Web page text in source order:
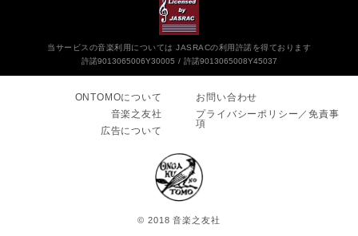
当サービスの音楽利用については JASRACの利用許諾を得ております
許諾9013065006Y30005
許諾9013065008Y45037
ONTOMOについて
音楽之友社
広告について
お問い合わせ
プライバシーポリシー／免責事
項
© 2018 音楽之友社